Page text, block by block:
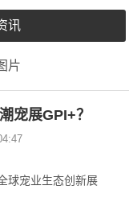
讯
片
宠展GPI+？
球宠业生态创新展